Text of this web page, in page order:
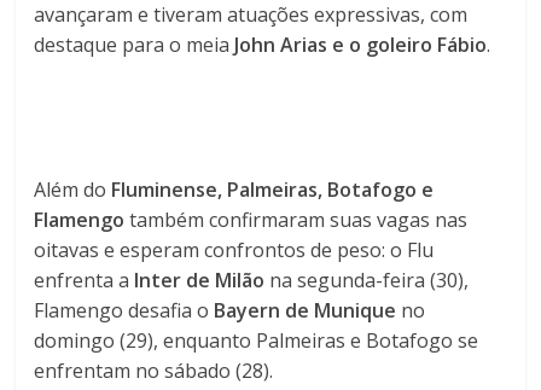
avançaram e tiveram atuações expressivas, com
destaque para o meia John Arias e o goleiro Fábio.
Além do Fluminense, Palmeiras, Botafogo e
Flamengo também confirmaram suas vagas nas
oitavas e esperam confrontos de peso: o Flu
enfrenta a Inter de Milão na segunda-feira (30),
Flamengo desafia o Bayern de Munique no
domingo (29), enquanto Palmeiras e Botafogo se
enfrentam no sábado (28).